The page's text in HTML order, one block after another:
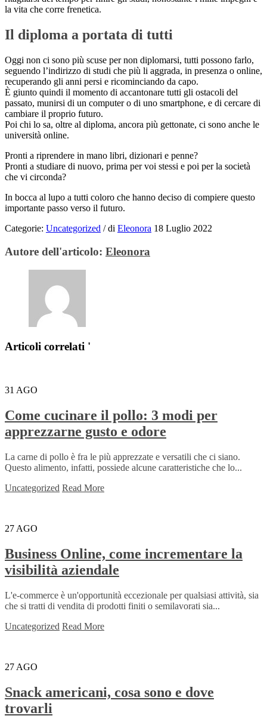
la vita che corre frenetica.
Il diploma a portata di tutti
Oggi non ci sono più scuse per non diplomarsi, tutti possono farlo,
seguendo l’indirizzo di studi che più li aggrada, in presenza o online,
recuperando gli anni persi e ricominciando da capo.
È giunto quindi il momento di accantonare tutti gli ostacoli del
passato, munirsi di un computer o di uno smartphone, e di cercare di
cambiare il proprio futuro.
Poi chi lo sa, oltre al diploma, ancora più gettonate, ci sono anche le
università online.
Pronti a riprendere in mano libri, dizionari e penne?
Pronti a studiare di nuovo, prima per voi stessi e poi per la società
che vi circonda?
In bocca al lupo a tutti coloro che hanno deciso di compiere questo
importante passo verso il futuro.
Categorie: Uncategorized /di Eleonora 18 Luglio 2022
Autore dell'articolo: Eleonora
Articoli correlati '
31 AGO
Come cucinare il pollo: 3 modi per
apprezzarne gusto e odore
La carne di pollo è fra le più apprezzate e versatili che ci siano.
Questo alimento, infatti, possiede alcune caratteristiche che lo...
Uncategorized Read More
27 AGO
Business Online, come incrementare la
visibilità aziendale
L'e-commerce è un'opportunità eccezionale per qualsiasi attività, sia
che si tratti di vendita di prodotti finiti o semilavorati sia...
Uncategorized Read More
27 AGO
Snack americani, cosa sono e dove
trovarli